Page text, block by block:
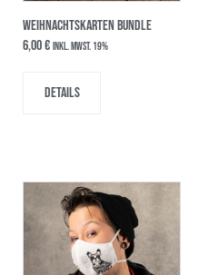
Weihnachtskarten Bundle
6,00€ inkl. MwSt. 19%
Details